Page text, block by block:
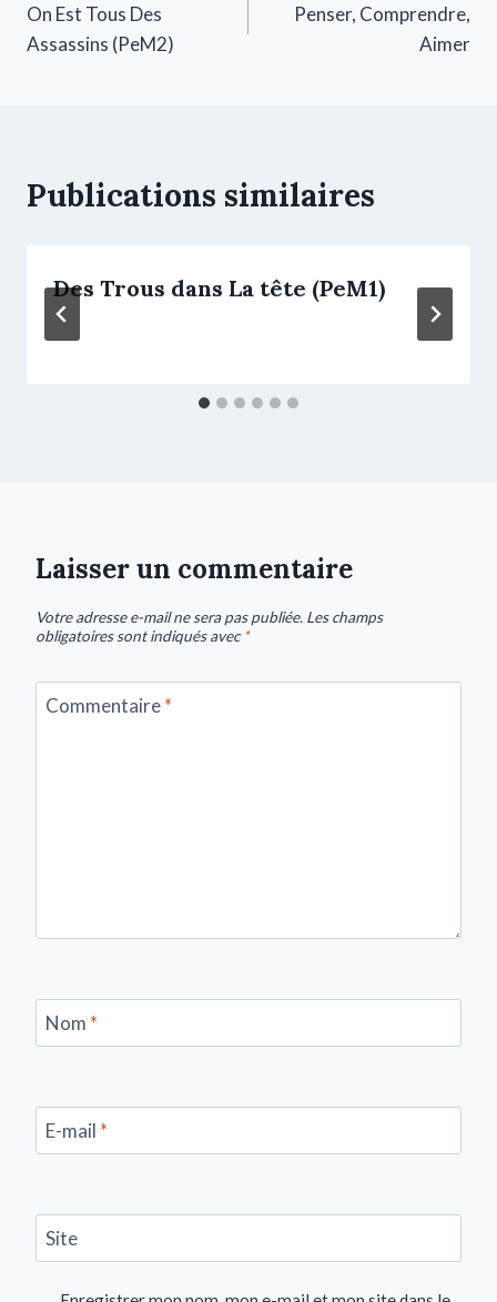
On Est Tous Des
Assassins (PeM2)
Penser, Comprendre,
Aimer
Publications similaires
Des Trous dans La tête (PeM1)
Laisser un commentaire
Votre adresse e-mail ne sera pas publiée. Les champs
obligatoires sont indiqués avec*
Commentaire*
Nom *
E-mail *
Site